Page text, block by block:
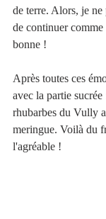
de terre. Alors, je
de continuer
bonne !
Après toutes ces
avec la partie sucrée
rhubarbes du Vully
meringue. Voilà du
l'agréable !